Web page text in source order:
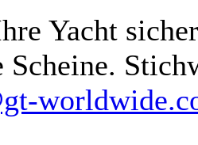
Yacht
Scheine.